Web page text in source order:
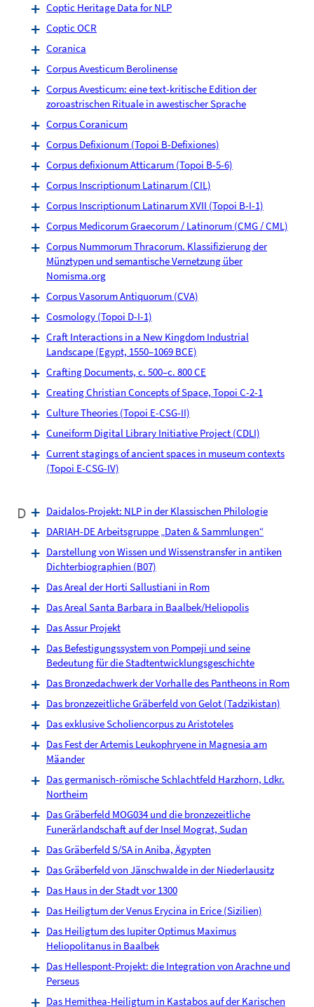
Coptic Heritage Data for NLP
Coptic OCR
Coranica
Corpus Avesticum Berolinense
Corpus Avesticum: eine text-kritische Edition der
zoroastrischen Rituale in awestischer Sprache
Corpus Coranicum
Corpus Defixionum (Topoi B-Defixiones)
Corpus defixionum Atticarum (Topoi B-5-6)
Corpus Inscriptionum Latinarum (CIL)
Corpus Inscriptionum Latinarum XVII (Topoi B-I-1)
Corpus Medicorum Graecorum / Latinorum (CMG / CML)
Corpus Nummorum Thracorum. Klassifizierung der
Münztypen und semantische Vernetzung über
Nomisma.org
Corpus Vasorum Antiquorum (CVA)
Cosmology (Topoi D-I-1)
Craft Interactions in a New Kingdom Industrial
Landscape (Egypt, 1550–1069 BCE)
Crafting Documents, c. 500–c. 800 CE
Creating Christian Concepts of Space, Topoi C-2-1
Culture Theories (Topoi E-CSG-II)
Cuneiform Digital Library Initiative Project (CDLI)
Current stagings of ancient spaces in museum contexts
(Topoi E-CSG-IV)
D
Daidalos-Projekt: NLP in der Klassischen Philologie
DARIAH-DE Arbeitsgruppe „Daten & Sammlungen“
Darstellung von Wissen und Wissenstransfer in antiken
Dichterbiographien (B07)
Das Areal der Horti Sallustiani in Rom
Das Areal Santa Barbara in Baalbek/Heliopolis
Das Assur Projekt
Das Befestigungssystem von Pompeji und seine
Bedeutung für die Stadtentwicklungsgeschichte
Das Bronzedachwerk der Vorhalle des Pantheons in Rom
Das bronzezeitliche Gräberfeld von Gelot (Tadzikistan)
Das exklusive Scholiencorpus zu Aristoteles
Das Fest der Artemis Leukophryene in Magnesia am
Mäander
Das germanisch-römische Schlachtfeld Harzhorn, Ldkr.
Northeim
Das Gräberfeld MOG034 und die bronzezeitliche
Funerärlandschaft auf der Insel Mograt, Sudan
Das Gräberfeld S/SA in Aniba, Ägypten
Das Gräberfeld von Jänschwalde in der Niederlausitz
Das Haus in der Stadt vor 1300
Das Heiligtum der Venus Erycina in Erice (Sizilien)
Das Heiligtum des Iupiter Optimus Maximus
Heliopolitanus in Baalbek
Das Hellespont-Projekt: die Integration von Arachne und
Perseus
Das Hemithea-Heiligtum in Kastabos auf der Karischen